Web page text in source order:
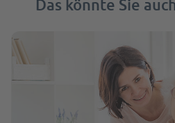
Das könnte Sie